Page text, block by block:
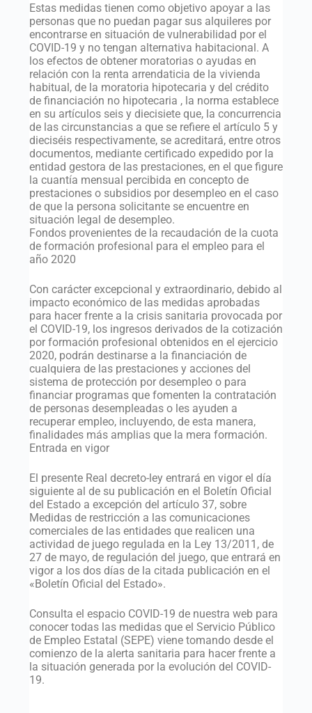
Estas medidas tienen como objetivo apoyar a las
personas que no puedan pagar sus alquileres por
encontrarse en situación de vulnerabilidad por el
COVID-19 y no tengan alternativa habitacional. A
los efectos de obtener moratorias o ayudas en
relación con la renta arrendaticia de la vivienda
habitual, de la moratoria hipotecaria y del crédito
de financiación no hipotecaria , la norma establece
en su artículos seis y diecisiete que, la concurrencia
de las circunstancias a que se refiere el artículo 5 y
dieciséis respectivamente, se acreditará, entre otros
documentos, mediante certificado expedido por la
entidad gestora de las prestaciones, en el que figure
la cuantía mensual percibida en concepto de
prestaciones o subsidios por desempleo en el caso
de que la persona solicitante se encuentre en
situación legal de desempleo.
Fondos provenientes de la recaudación de la cuota
de formación profesional para el empleo para el
año 2020
Con carácter excepcional y extraordinario, debido al
impacto económico de las medidas aprobadas
para hacer frente a la crisis sanitaria provocada por
el COVID-19, los ingresos derivados de la cotización
por formación profesional obtenidos en el ejercicio
2020, podrán destinarse a la financiación de
cualquiera de las prestaciones y acciones del
sistema de protección por desempleo o para
financiar programas que fomenten la contratación
de personas desempleadas o les ayuden a
recuperar empleo, incluyendo, de esta manera,
finalidades más amplias que la mera formación.
Entrada en vigor
El presente Real decreto-ley entrará en vigor el día
siguiente al de su publicación en el Boletín Oficial
del Estado a excepción del artículo 37, sobre
Medidas de restricción a las comunicaciones
comerciales de las entidades que realicen una
actividad de juego regulada en la Ley 13/2011, de
27 de mayo, de regulación del juego, que entrará en
vigor a los dos días de la citada publicación en el
«Boletín Oficial del Estado».
Consulta el espacio COVID-19 de nuestra web para
conocer todas las medidas que el Servicio Público
de Empleo Estatal (SEPE) viene tomando desde el
comienzo de la alerta sanitaria para hacer frente a
la situación generada por la evolución del COVID-
19.